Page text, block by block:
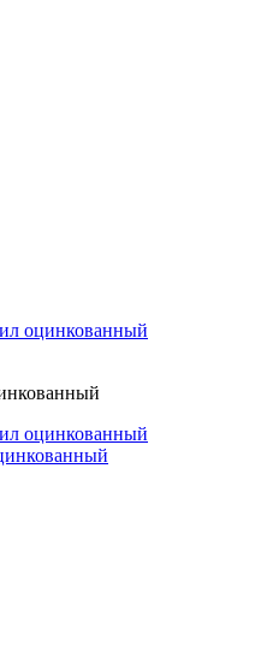
оцинкованный
оцинкованный